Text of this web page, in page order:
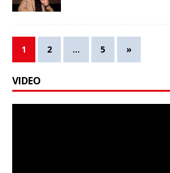
1 2 … 5 »
VIDEO